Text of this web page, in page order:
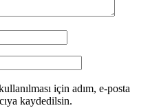
için adım, e-posta
kaydedilsin.